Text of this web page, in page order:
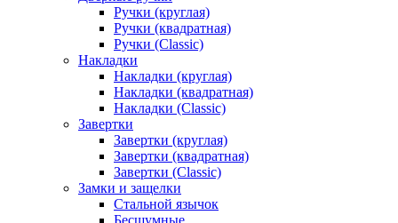
Ручки (круглая)
Ручки (квадратная)
Ручки (Classic)
Накладки
Накладки (круглая)
Накладки (квадратная)
Накладки (Classic)
Завертки
Завертки (круглая)
Завертки (квадратная)
Завертки (Classic)
Замки и защелки
Стальной язычок
Бесшумные